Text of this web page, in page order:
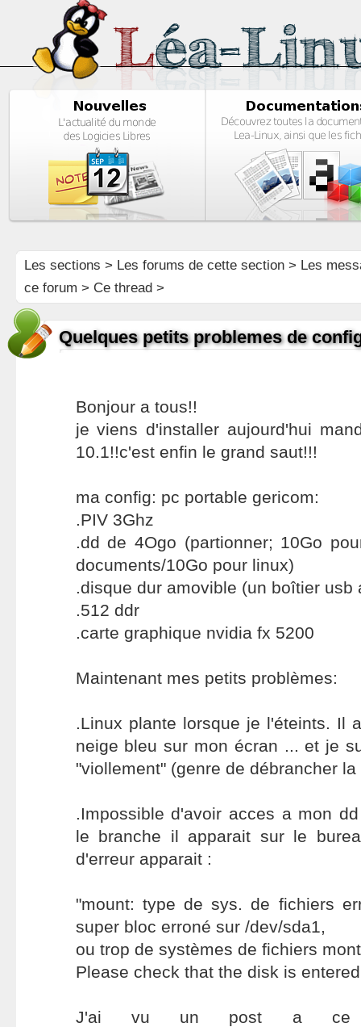
Les sections > Les forums de cette section> Les
ce forum > Ce thread >
Quelques petits problemes de
Bonjour a tous!!
je viens d'installer aujourd'hui
10.1!!c'est enfin le grand saut!!!
ma config: pc portable gericom:
.PIV 3Ghz
.dd de 4Ogo (partionner; 10Go
documents/10Go pour linux)
.disque dur amovible (un boîtier usb
.512 ddr
.carte graphique nvidia fx 5200
Maintenant mes petits problèmes:
.Linux plante lorsque je l'éteints. Il
neige bleu sur mon écran ... et je
"viollement" (genre de débrancher
.Impossible d'avoir acces a mon
le branche il apparait sur le
d'erreur apparait :
"mount: type de sys. de fichiers
super bloc erroné sur /dev/sda1,
ou trop de systèmes de fichiers
Please check that the disk is
J'ai vu un post a ce